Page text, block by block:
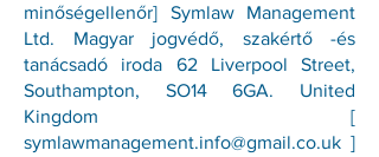
minőségellenőr] Symlaw Management
Ltd. Magyar jogvédő, szakértő -és
tanácsadó iroda 62 Liverpool Street,
Southampton, SO14 6GA. United
Kingdom [
symlawmanagement.info@gmail.co.uk ]